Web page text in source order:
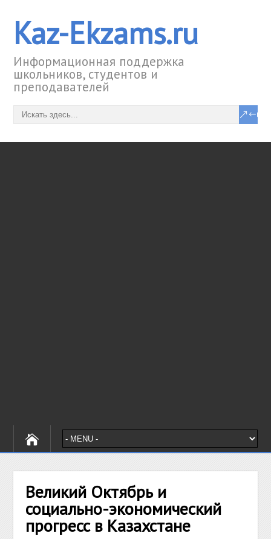
Kaz-Ekzams.ru
Информационная поддержка
школьников, студентов и
преподавателей
Великий Октябрь и
социально-экономический
прогресс в Казахстане